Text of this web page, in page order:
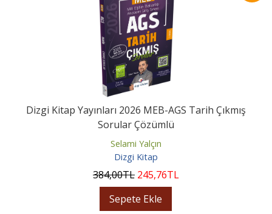
Dizgi Kitap Yayınları 2026 MEB-AGS Tarih Çıkmış
Sorular Çözümlü
Selami Yalçın
Dizgi Kitap
384,00TL 245,76TL
Sepete Ekle